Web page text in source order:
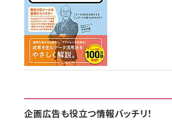
7月31日 10:00
企画広告も役立つ情報バッチリ！